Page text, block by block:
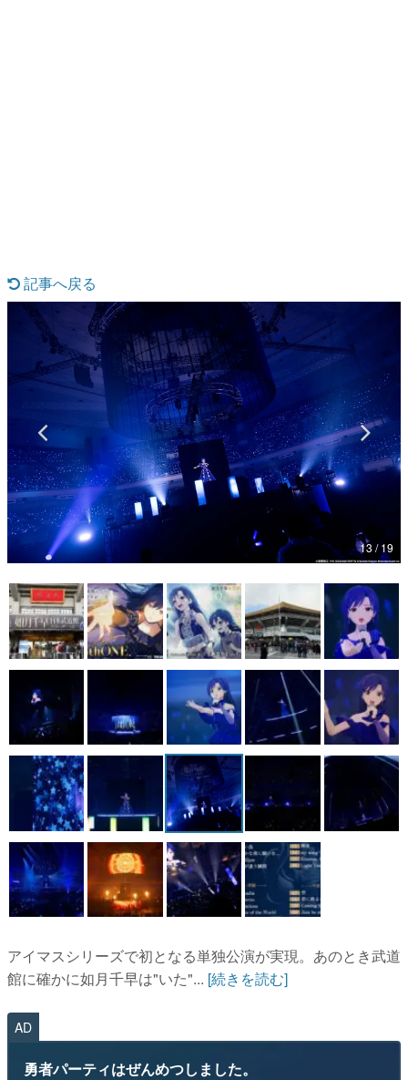
カテゴリ
特集記事
マンガ
女性向け
アプリレビュー
その他
電ファミニコゲーマーとは？
運営：株式会社マレ
記事へ戻る
13 / 19
アイマスシリーズで初となる単独公演が実現。あのとき武道
館に確かに如月千早は"いた"... [続きを読む]
AD
勇者パーティはぜんめつしました。